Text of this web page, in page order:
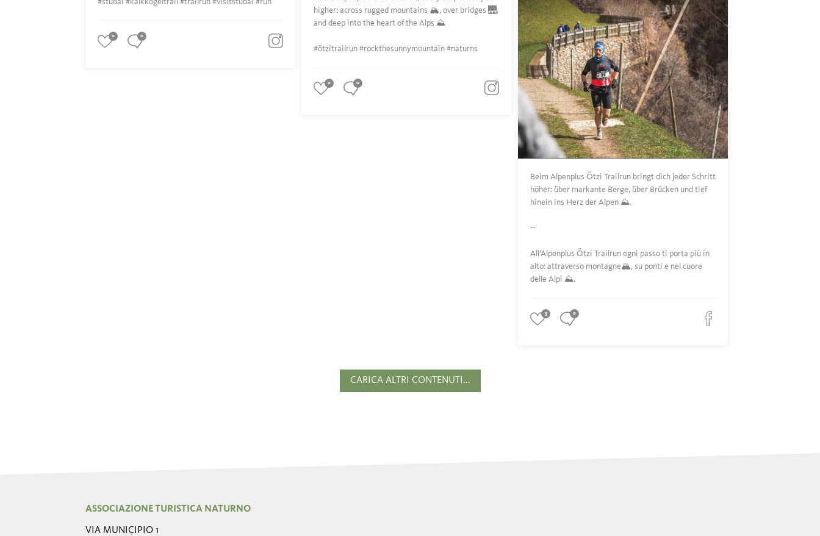
0 0
higher: across rugged mountains 🏔️, over bridges 🌉,
and deep into the heart of the Alps ⛰️
#ötzitrailrun #rockthesunnymountain #naturns
0 0
Beim Alpenplus Ötzi Trailrun bringt dich jeder Schritt
höher: über markante Berge, über Brücken und tief
hinein ins Herz der Alpen ⛰️.
--
All’Alpenplus Ötzi Trailrun ogni passo ti porta più in
alto: attraverso montagne🏔️, su ponti e nel cuore
delle Alpi ⛰️.
9 0
CARICA ALTRI CONTENUTI...
ASSOCIAZIONE TURISTICA NATURNO
VIA MUNICIPIO 1